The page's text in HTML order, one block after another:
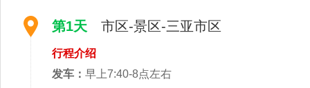
第1天 市区-景区-三亚市区
行程介绍
发车： 早上7:40-8点左右